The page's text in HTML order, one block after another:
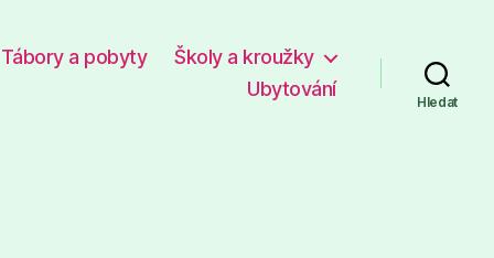
Tábory a pobyty
Školy a kroužky
Ubytování
Hledat